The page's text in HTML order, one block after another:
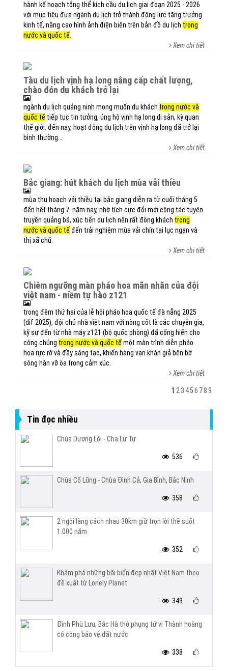
hành kế hoạch tổng thể kích cầu du lịch giai đoạn 2025 - 2026
với mục tiêu đưa ngành du lịch trở thành động lực tăng trưởng
kinh tế, nâng cao hình ảnh điện biên trên bản đồ du lịch trong
nước và quốc tế
Xem chi tiết
tàu du lịch vịnh hạ long nâng cấp chất lượng,
chào đón du khách trở lại
ngành du lịch quảng ninh mong muốn du khách trong nước và
quốc tế tiếp tục tin tưởng, ủng hộ vịnh hạ long di sản, kỳ quan
thế giới. đến nay, hoạt động du lịch trên vịnh hạ long đã trở lại
bình thường…
Xem chi tiết
bắc giang: hút khách du lịch mùa vải thiều
mùa thu hoạch vải thiều tại bắc giang diễn ra từ cuối tháng 5
đến hết tháng 7. năm nay, nhờ tích cực đổi mới công tác tuyên
truyền quảng bá, xúc tiến du lịch nên rất đông khách trong
nước và quốc tếđến trải nghiệm mùa vải chín tại lục ngạn và
thị xã chũ.
Xem chi tiết
chiêm ngưỡng màn pháo hoa mãn nhãn của đội
việt nam - niềm tự hào z121
trong đêm thứ hai của lễ hội pháo hoa quốc tế đà nẵng 2025
(dif 2025), đội chủ nhà việt nam với nòng cốt là các chuyên gia,
kỹ sư đến từ nhà máy z121 (bộ quốc phòng) đã cống hiến cho
công chúng trong nước và quốc tếmột màn trình diễn pháo
hoa rực rỡ và đầy sáng tạo, khiến hàng vạn khán giả bên bờ
sông hàn vỡ òa trong cảm xúc.
Xem chi tiết
1 2 3 456 789
Tin đọc nhiều
Chùa Dương Lôi - Cha Lư Tự
536
Chùa Cổ Lũng - Chùa Đình Cả, Gia Bình, Bắc Ninh
358
2 ngôi làng cách nhau 30km giữ trọn lời thề suốt
1.000 năm
352
Khám phá những bãi biển đẹp nhất Việt Nam theo
đề xuất từ Lonely Planet
349
Đình Phù Lưu, Bắc Hà thờ phụng tứ vị Thành hoàng
có công bảo vệ đất nước
338